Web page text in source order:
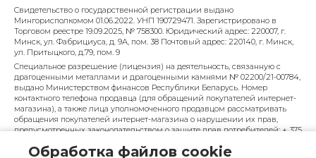
Свидетельство о государственной регистрации выдано
Мингорисполкомом 01.06.2022. УНП 190729471. Зарегистрировано в
Торговом реестре 19.09.2025, № 758300. Юридический адрес: 220007, г.
Минск, ул. Фабрициуса, д. 9А, пом. 38 Почтовый адрес: 220140, г. Минск,
ул. Притыцкого, д.79, пом. 9
Специальное разрешение (лицензия) на деятельность, связанную с
драгоценными металлами и драгоценными камнями № 02200/21-00784,
выдано Министерством финансов Республики Беларусь. Номер
контактного телефона продавца (для обращений покупателей интернет-
магазина), а также лица уполномоченного продавцом рассматривать
обращения покупателей интернет-магазина о нарушении их прав,
предусмотренных законодательством о защите прав потребителей: + 375
управления по работе с обращениями граждан и юридических лиц
Обработка файлов cookie